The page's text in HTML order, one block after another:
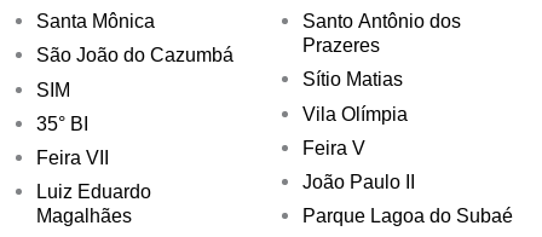
Santa Mônica
São João do Cazumbá
SIM
35° BI
Feira VII
Luiz Eduardo
Magalhães
Santo Antônio dos
Prazeres
Sítio Matias
Vila Olímpia
Feira V
João Paulo II
Parque Lagoa do Subaé